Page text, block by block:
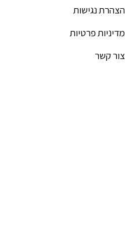
הצהרת נגישות
מדיניות פרטיות
צור קשר